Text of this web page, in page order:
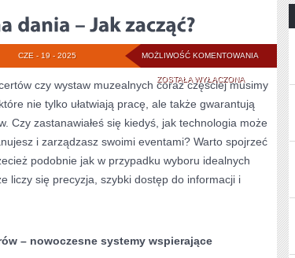
MOŻLIWOŚĆ KOMENTOWANIA DOMOWE
PRZEPISY
DANIA
ZACZĄĆ?
ZOSTAŁA WYŁĄCZONA
CZE - 19 - 2025
czy wystaw muzealnych coraz częściej musimy
nie tylko ułatwiają pracę, ale także gwarantują
Czy zastanawiałeś się kiedyś, jak technologia może
i zarządzasz swoimi eventami? Warto spojrzeć
podobnie jak w przypadku wyboru idealnych
liczy się precyzja, szybki dostęp do informacji i
– nowoczesne systemy wspierające